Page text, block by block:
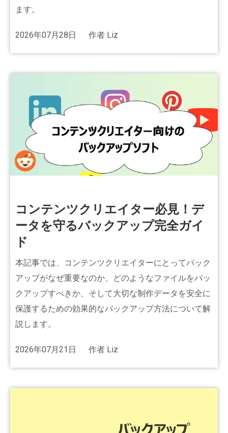
ます。
2026年07月28日 作者 Liz
コンテンツクリエイター必見！デ
ータを守るバックアップ完全ガイ
ド
本記事では、コンテンツクリエイターにとってバック
アップがなぜ重要なのか、どのようなファイルをバッ
クアップすべきか、そして大切な制作データを安全に
保護するための効果的なバックアップ方法について解
説します。
2026年07月21日 作者 Liz